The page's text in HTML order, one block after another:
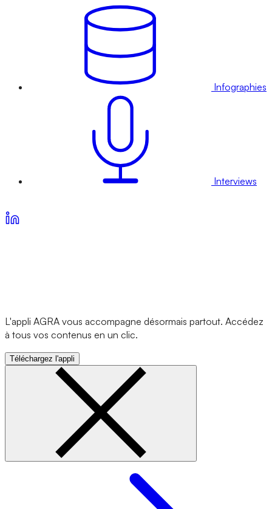
Infographies
Interviews
L'appli AGRA vous accompagne désormais partout. Accédez
à tous vos contenus en un clic.
Téléchargez l'appli